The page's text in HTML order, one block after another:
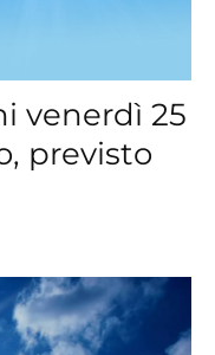
venerdì 25
previsto